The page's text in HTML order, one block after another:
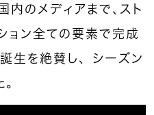
内のメディアまで､スト
ョン全ての要素で完成
生を絶賛し、シーズン